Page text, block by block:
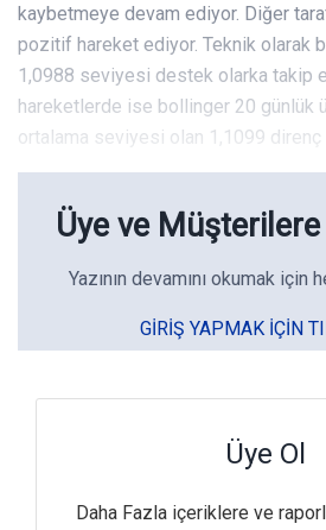
kaybetmeye devam ediyor. Diğer
pozitif hareket ediyor. Teknik olarak
1,0988 seviyesi destek olarka takip
hareketlerde ise bollinger 20 günlük
ortalama seviyesi olan 1,1099
Üye ve
Yazının devamını okumak için
GIRIŞ YAPMAK IÇIN
Üye Ol
Daha Fazla içeriklere ve